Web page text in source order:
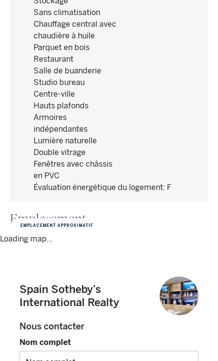
Sans climatisation
Chauffage central avec
chaudière à huile
Parquet en bois
Restaurant
Salle de buanderie
Studio bureau
Centre-ville
Hauts plafonds
Armoires
indépendantes
Lumière naturelle
Double vitrage
Fenêtres avec châssis
en PVC
Évaluation énergétique du logement: F
Emplacement
Loading map...
EMPLACEMENT APPROXIMATIF
Spain Sotheby’s
International Realty
Nous contacter
Nom complet